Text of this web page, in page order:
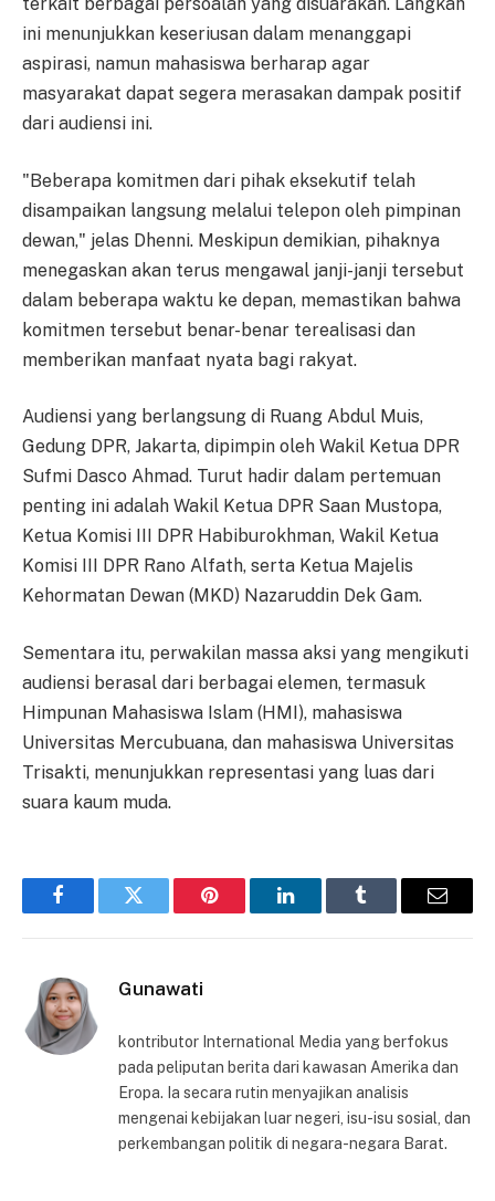
ini menunjukkan keseriusan dalam menanggapi
aspirasi, namun mahasiswa berharap agar
masyarakat dapat segera merasakan dampak positif
dari audiensi ini.
"Beberapa komitmen dari pihak eksekutif telah
disampaikan langsung melalui telepon oleh pimpinan
dewan," jelas Dhenni. Meskipun demikian, pihaknya
menegaskan akan terus mengawal janji-janji tersebut
dalam beberapa waktu ke depan, memastikan bahwa
komitmen tersebut benar-benar terealisasi dan
memberikan manfaat nyata bagi rakyat.
Audiensi yang berlangsung di Ruang Abdul Muis,
Gedung DPR, Jakarta, dipimpin oleh Wakil Ketua DPR
Sufmi Dasco Ahmad. Turut hadir dalam pertemuan
penting ini adalah Wakil Ketua DPR Saan Mustopa,
Ketua Komisi III DPR Habiburokhman, Wakil Ketua
Komisi III DPR Rano Alfath, serta Ketua Majelis
Kehormatan Dewan (MKD) Nazaruddin Dek Gam.
Sementara itu, perwakilan massa aksi yang mengikuti
audiensi berasal dari berbagai elemen, termasuk
Himpunan Mahasiswa Islam (HMI), mahasiswa
Universitas Mercubuana, dan mahasiswa Universitas
Trisakti, menunjukkan representasi yang luas dari
suara kaum muda.
FacebookTwitter Pinterest LinkedInTumblr Email
Gunawati
kontributor International Media yang berfokus
pada peliputan berita dari kawasan Amerika dan
Eropa. Ia secara rutin menyajikan analisis
mengenai kebijakan luar negeri, isu-isu sosial, dan
perkembangan politik di negara-negara Barat.